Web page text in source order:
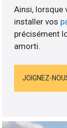
Ainsi, lorsque
installer vos
précisément
amorti.
JOIGNEZ-